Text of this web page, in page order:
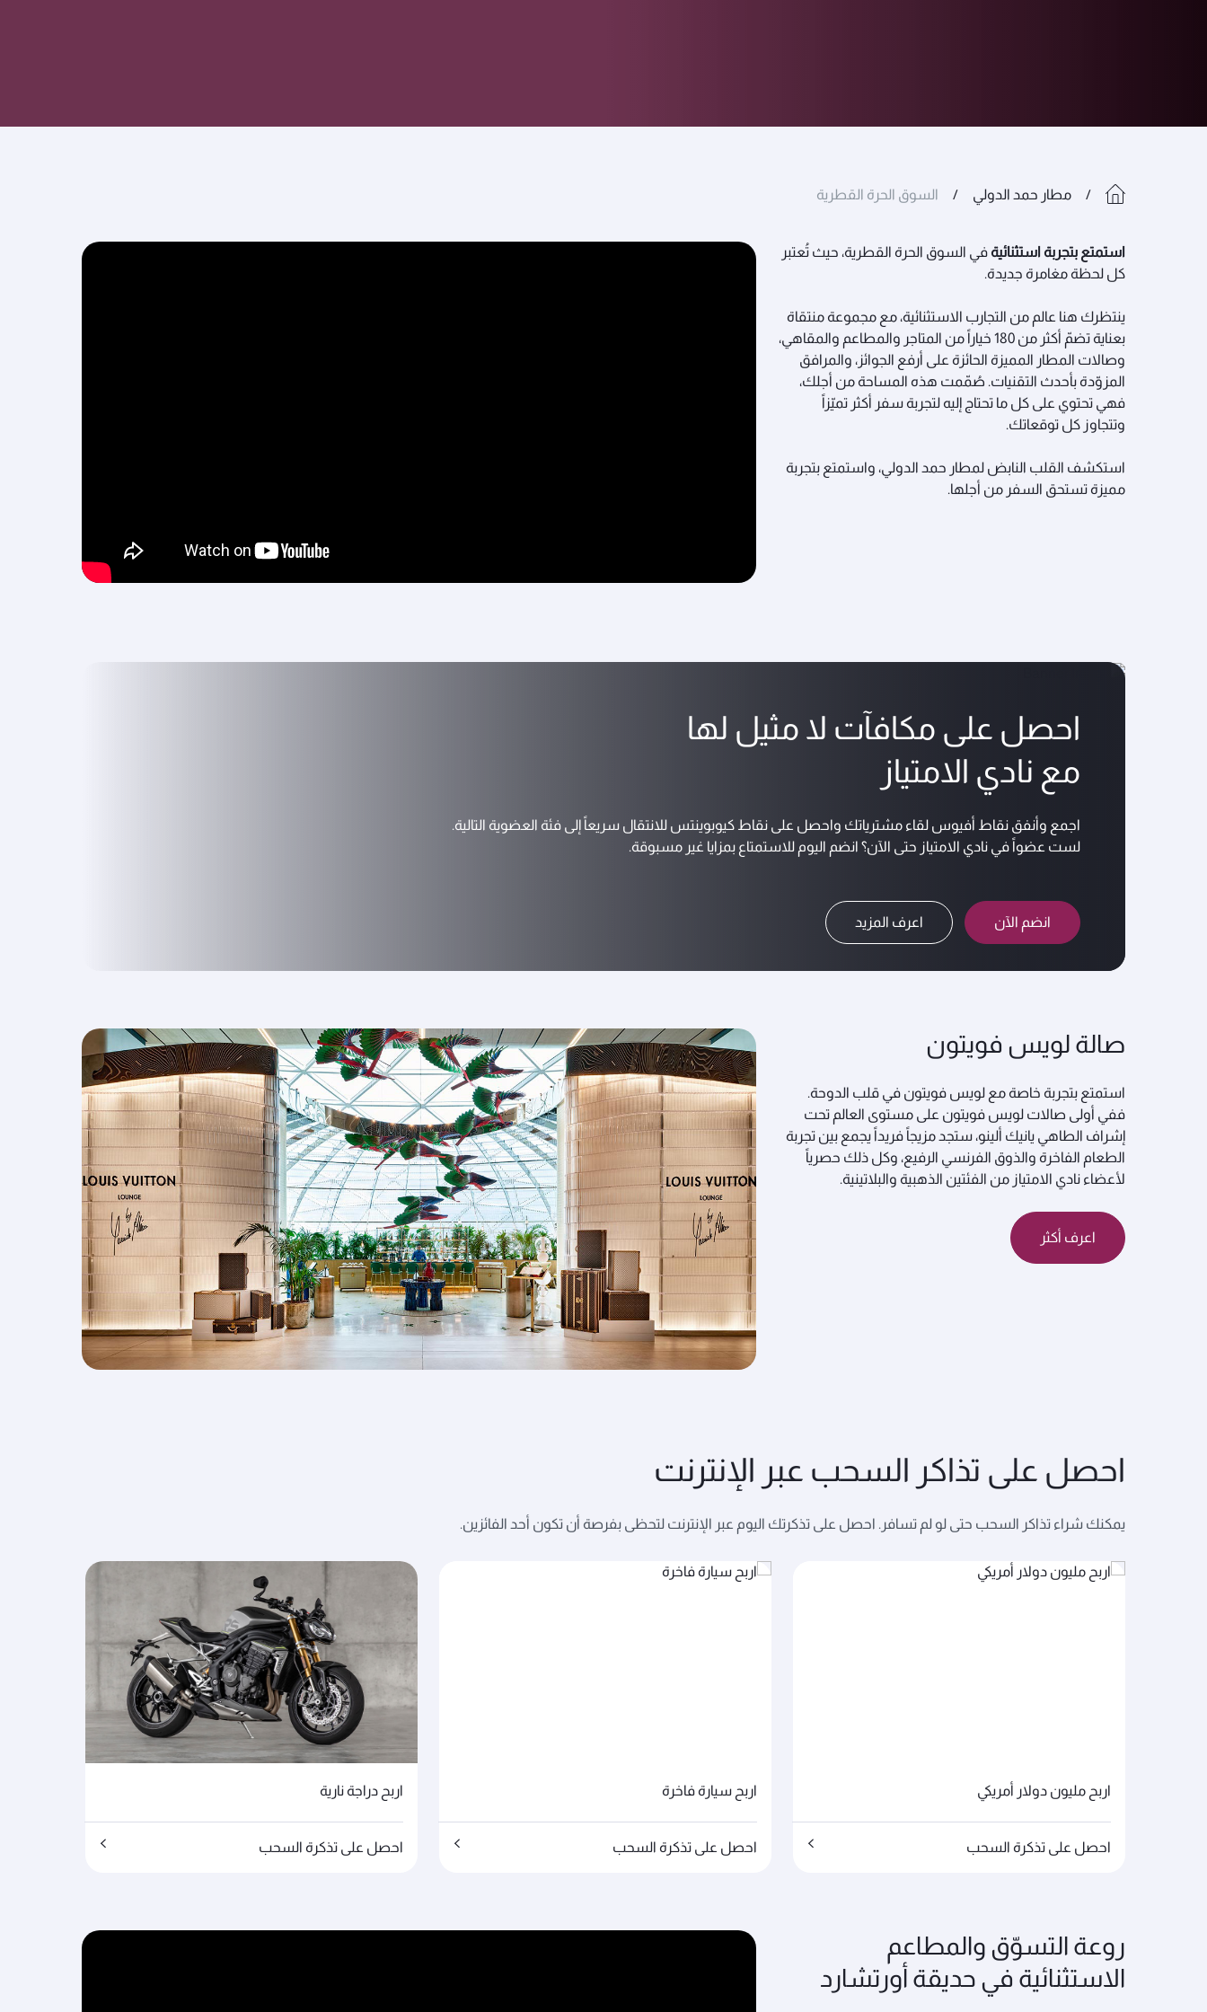
مطار حمد الدولي السوق الحرة القطرية
استمتع بتجربة استثنائية في السوق الحرة القطرية، حيث تُعتبر
كل لحظة مغامرة جديدة.
ينتظرك هنا عالم من التجارب الاستثنائية، مع مجموعة منتقاة
بعناية تضمّ أكثر من 180 خياراً من المتاجر والمطاعم والمقاهي،
وصالات المطار المميزة الحائزة على أرفع الجوائز، والمرافق
المزوّدة بأحدث التقنيات. صُمّمت هذه المساحة من أجلك،
فهي تحتوي على كل ما تحتاج إليه لتجربة سفر أكثر تميّزاً
وتتجاوز كل توقعاتك.
استكشف القلب النابض لمطار حمد الدولي، واستمتع بتجربة
مميزة تستحق السفر من أجلها.
احصل على مكافآت لا مثيل لها
مع نادي الامتياز
اجمع وأنفق نقاط أفيوس لقاء مشترياتك واحصل على نقاط كيوبوينتس للانتقال سريعاً إلى فئة العضوية التالية.
لست عضواً في نادي الامتياز حتى الآن؟ انضم اليوم للاستمتاع بمزايا غير مسبوقة.
انضم الآن اعرف المزيد
صالة لويس فويتون
استمتع بتجربة خاصة مع لويس فويتون في قلب الدوحة.
ففي أولى صالات لويس فويتون على مستوى العالم تحت
إشراف الطاهي يانيك ألينو، ستجد مزيجاً فريداً يجمع بين تجربة
الطعام الفاخرة والذوق الفرنسي الرفيع، وكل ذلك حصرياً
لأعضاء نادي الامتياز من الفئتين الذهبية والبلاتينية.
اعرف أكثر
احصل على تذاكر السحب عبر الإنترنت
يمكنك شراء تذاكر السحب حتى لو لم تسافر. احصل على تذكرتك اليوم عبر الإنترنت لتحظى بفرصة أن تكون أحد الفائزين.
اربح مليون دولار أمريكي
احصل على تذكرة السحب
اربح سيارة فاخرة
احصل على تذكرة السحب
اربح دراجة نارية
احصل على تذكرة السحب
روعة التسوّق والمطاعم
الاستثنائية في حديقة أورتشارد